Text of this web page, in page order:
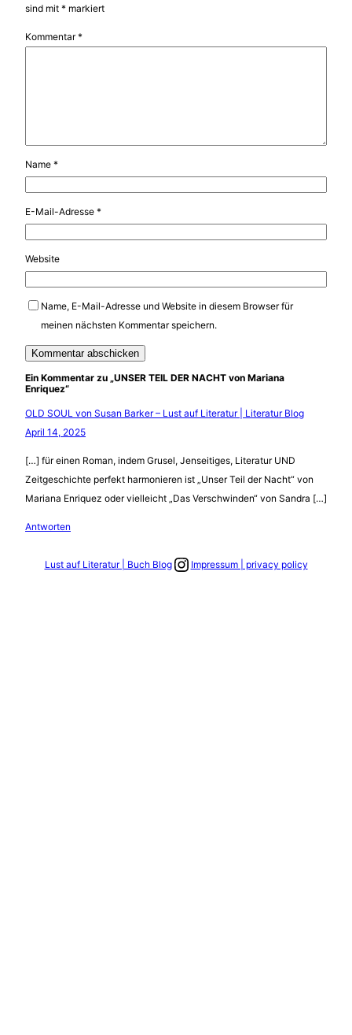
sind mit * markiert
Kommentar*
Name *
E-Mail-Adresse *
Website
Name, E-Mail-Adresse und Website in diesem Browser für
meinen nächsten Kommentar speichern.
Ein Kommentar zu „UNSER TEIL DER NACHT von Mariana
Enriquez“
OLD SOUL von Susan Barker – Lust auf Literatur | Literatur Blog
April 14, 2025
[…] für einen Roman, indem Grusel, Jenseitiges, Literatur UND
Zeitgeschichte perfekt harmonieren ist „Unser Teil der Nacht“ von
Mariana Enriquez oder vielleicht „Das Verschwinden“ von Sandra […]
Antworten
Lust auf Literatur | Buch BlogLink zum Instagram Account
Impressum | privacy policy